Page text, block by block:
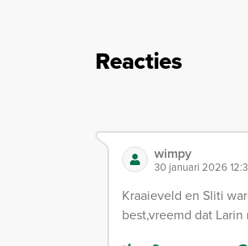
Reacties
wimpy
30 januari 2026
Kraaieveld en Sliti
best,vreemd dat